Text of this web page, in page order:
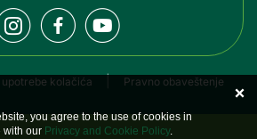
kolačića Pravno obaveštenje
you agree to the use of cookies in
with our Privacy and Cookie Policy.